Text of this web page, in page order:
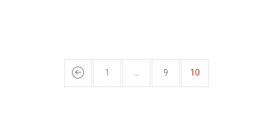
1 … 9 10